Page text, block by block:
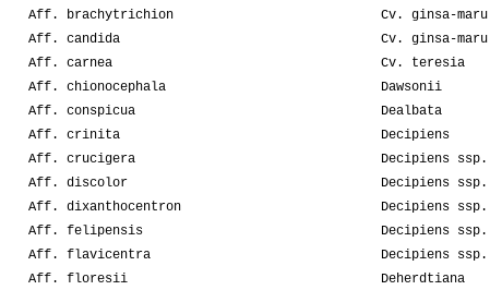
Aff. brachytrichion
Aff. candida
Aff. carnea
Aff. chionocephala
Aff. conspicua
Aff. crinita
Aff. crucigera
Aff. discolor
Aff. dixanthocentron
Aff. felipensis
Aff. flavicentra
Aff. floresii
Cv. ginsa-maru
Cv. ginsa-
Cv. teresia
Dawsonii
Dealbata
Decipiens
Decipiens
Decipiens
Decipiens
Decipiens
Decipiens
Deherdtiana